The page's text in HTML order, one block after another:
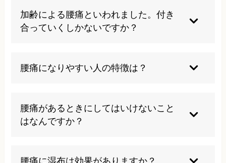
ることはあります。根本的な原因は改善していな
い場合、腰痛を繰り返し悪化してしまう可能性が
加齢による腰痛といわれました。付き
合っていくしかないですか？
の改善実績もありますので、是非一度ご相談くだ
腰痛になりやすい人の特徴は？
勢を長く続ける癖がある方が多いです。片方に荷
物を持つ癖や足を組む癖があるかたも腰痛になり
やすいです。
腰痛があるときにしてはいけないこと
はなんですか？
ょう。また、我慢してスポーツをすると悪化の原